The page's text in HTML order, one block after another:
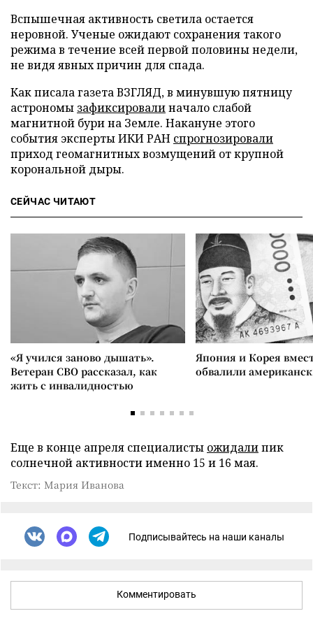
Вспышечная активность светила остается
неровной. Ученые ожидают сохранения такого
режима в течение всей первой половины недели,
не видя явных причин для спада.
Как писала газета ВЗГЛЯД, в минувшую пятницу
астрономы зафиксировалиначало слабой
магнитной бури на Земле. Накануне этого
события эксперты ИКИ РАН спрогнозировали
приход геомагнитных возмущений от крупной
корональной дыры.
СЕЙЧАС ЧИТАЮТ
«Я учился заново дышать».
Ветеран СВО рассказал, как
жить с инвалидностью
Япония и Корея
обвалили
Еще в конце апреля специалисты ожидалипик
солнечной активности именно 15 и 16 мая.
Текст: Мария Иванова
Подписывайтесь на наши каналы
Комментировать